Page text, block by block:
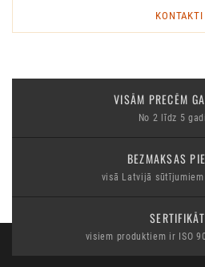
KONTAKTI
VISĀM PRECĒM
No 2 līdz 5
BEZMAKSAS
visā Latvijā
visiem produktiem ir ISO